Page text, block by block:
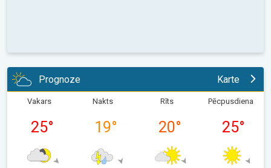
Prognoze Karte
Vakars
25°
Nakts
19°
Rīts
20°
Pēcpusdiena
25°